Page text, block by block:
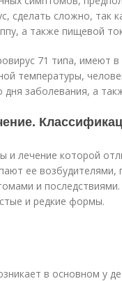
сделать сложно, так
а также пищевой
71 типа, имеют
температуры,
заболевания, а
и лечение которой
ее возбудителями,
и
и редкие формы.
в основном у